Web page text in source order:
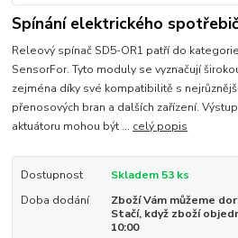
Spínání elektrického
Releový spínač SD5-OR1 patří do
SensorFor. Tyto moduly se vyznačují
zejména díky své kompatibilitě s
přenosových bran a dalších zařízení.
aktuátoru mohou být ... celý popis
Dostupnost
Skladem 53 ks
Doba dodání
Zboží Vám můžeme
Stačí, když zboží
10:00